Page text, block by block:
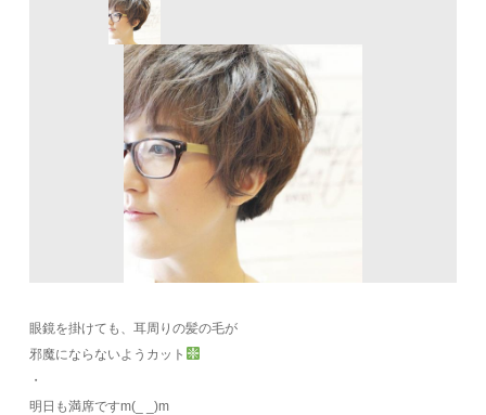
眼鏡を掛けても、耳周りの髪の毛が
邪魔にならないようカット
・
明日も満席ですm(_ _)m